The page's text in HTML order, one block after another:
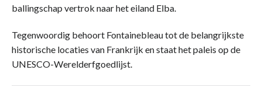
ballingschap vertrok naar het eiland Elba.
Tegenwoordig behoort Fontainebleau tot de belangrijkste
historische locaties van Frankrijk en staat het paleis op de
UNESCO-Werelderfgoedlijst.